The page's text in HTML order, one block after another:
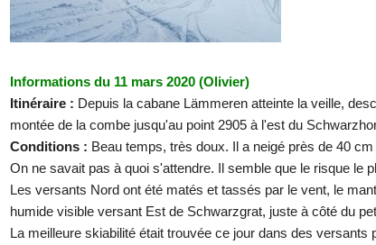
Informations du 11 mars 2020 (Olivier)
Itinéraire : Depuis la cabane Lämmeren atteinte la veille,
montée de la combe jusqu'au point 2905 à l'est du
Conditions : Beau temps, très doux. Il a neigé près de 40
On ne savait pas à quoi s'attendre. Il semble que le risque le
Les versants Nord ont été matés et tassés par le vent, le
humide visible versant Est de Schwarzgrat, juste à côté du
La meilleure skiabilité était trouvée ce jour dans des